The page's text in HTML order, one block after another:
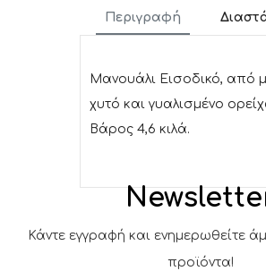
Περιγραφή
Μανουάλι Εισοδικό, από
χυτό και γυαλισμένο
Βάρος 4,6 κιλά.
Κάντε εγγραφή και ενημερωθείτε
προϊόντα!